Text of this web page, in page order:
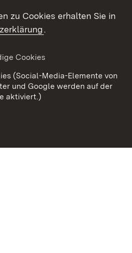
Datenschutz
Cookies
zu Cookies erhalten Sie in
.
Cookies
(Social-Media-Elemente von
und Google werden auf der
aktiviert.)